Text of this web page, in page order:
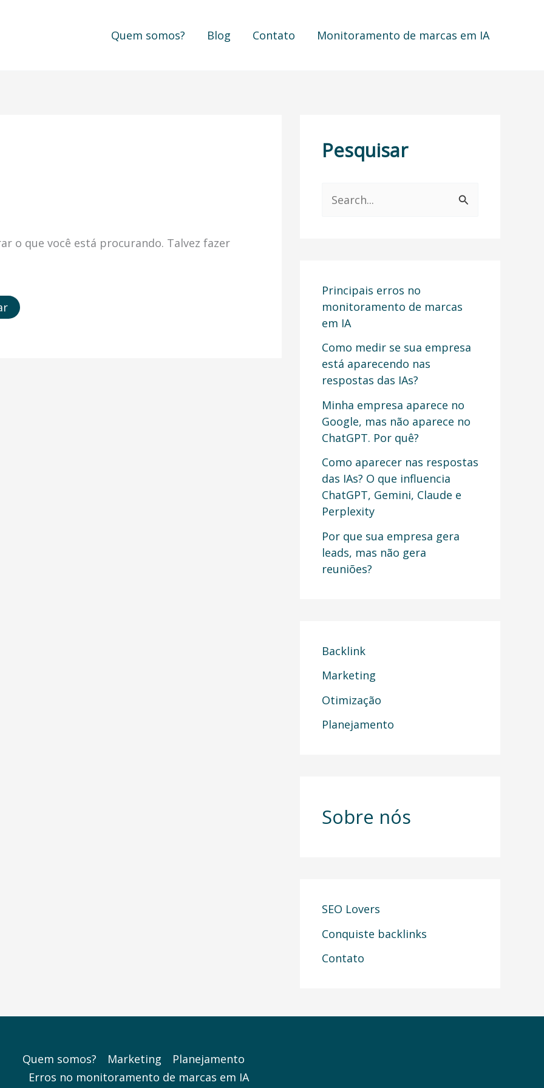
Quem somos? Blog Contato Monitoramento de marcas em IA
o que você está procurando. Talvez fazer
Pesquisar
i
s
a
r
o
r
Principais erros no
monitoramento de marcas
em IA
Como medir se sua empresa
está aparecendo nas
respostas das IAs?
Minha empresa aparece no
Google, mas não aparece no
ChatGPT. Por quê?
Como aparecer nas respostas
das IAs? O que influencia
ChatGPT, Gemini, Claude e
Perplexity
Por que sua empresa gera
leads, mas não gera
reuniões?
Backlink
Marketing
Otimização
Planejamento
Sobre nós
SEO Lovers
Conquiste backlinks
Contato
Quem somos? Marketing
Planejamento
Erros no monitoramento de marcas em IA